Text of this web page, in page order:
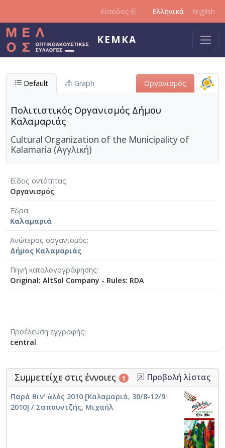
Είσοδος Ελληνικά English
ΚΕΜΚΑ
Default Graph Οργανισμός
Πολιτιστικός Οργανισμός Δήμου
Καλαμαριάς
Cultural Organization of the Municipality of
Kalamaria (Αγγλική)
Είδος οντότητας
Οργανισμός
Έδρα
Καλαμαριά
Ανώτερος οργανισμός
Δήμος Καλαμαριάς
Πηγή καταλογογράφησης
Original: AltSol Company - Rules: RDA
Προέλευση εγγραφής
central
Συμμετείχε στις έννοιες 1 Προβολή λίστας
Παρά θϊν' ἁλός 2010 [Καλαμαριά, 30/8-12/9
2010] / Σαπουντζής, Μιχαήλ